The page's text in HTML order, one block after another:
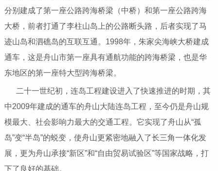
分别建成了第一座公路跨海桥梁（中桥）和第一座公路跨海
大桥，前者打通了李柱山岛上的公路断头路，后者实现了马
迹山岛和泗礁岛的互联互通。1998年，朱家尖海峡大桥建成
通车，这是舟山市第一座具有通航功能的跨海桥梁，也是华
东地区的第一座特大型跨海桥梁。
二十一世纪初，连岛工程建设进入了快速推进的时期，其
中2009年建成的通车的舟山大陆连岛工程，至今仍是舟山规
模最大、社会影响力最大的交通工程。它实现了舟山从“孤
岛”变“半岛”的蜕变，使舟山更紧密地融入了长三角一体化发
展，更为舟山承接“新区”和“自由贸易试验区”等国家战略，打
下了良好的基础。